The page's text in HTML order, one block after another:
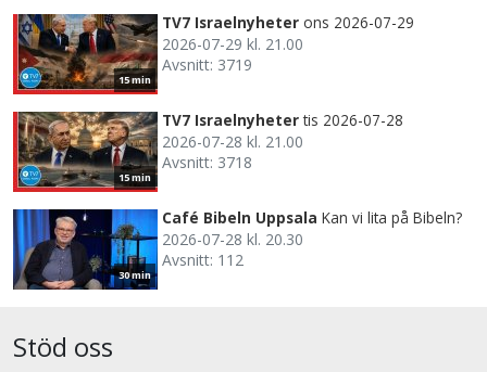
15 min
TV7 Israelnyheter ons 2026-07-29
2026-07-29 kl. 21.00
Avsnitt: 3719
15 min
TV7 Israelnyheter tis 2026-07-28
2026-07-28 kl. 21.00
Avsnitt: 3718
30 min
Café Bibeln Uppsala Kan vi lita på Bibeln?
2026-07-28 kl. 20.30
Avsnitt: 112
Stöd oss